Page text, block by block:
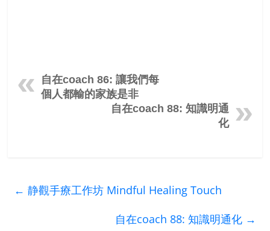
自在coach 86: 讓我們每
個人都輸的家族是非
自在coach 88: 知識明通
化
← 静觀手療工作坊 Mindful Healing Touch
自在coach 88: 知識明通化 →